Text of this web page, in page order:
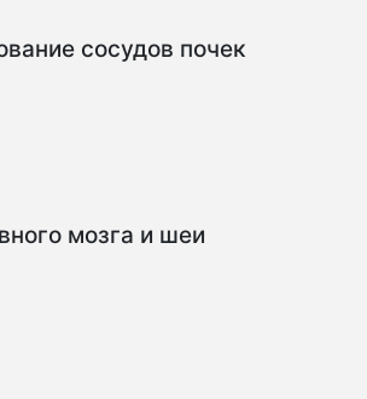
сосудов почек
мозга и шеи